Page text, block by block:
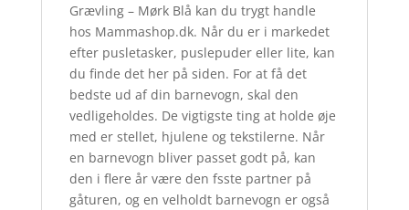
Grævling – Mørk Blå kan du trygt handle
hos Mammashop.dk. Når du er i markedet
efter pusletasker, puslepuder eller lite, kan
du finde det her på siden. For at få det
bedste ud af din barnevogn, skal den
vedligeholdes. De vigtigste ting at holde øje
med er stellet, hjulene og tekstilerne. Når
en barnevogn bliver passet godt på, kan
den i flere år være den fsste partner på
gåturen, og en velholdt barnevogn er også